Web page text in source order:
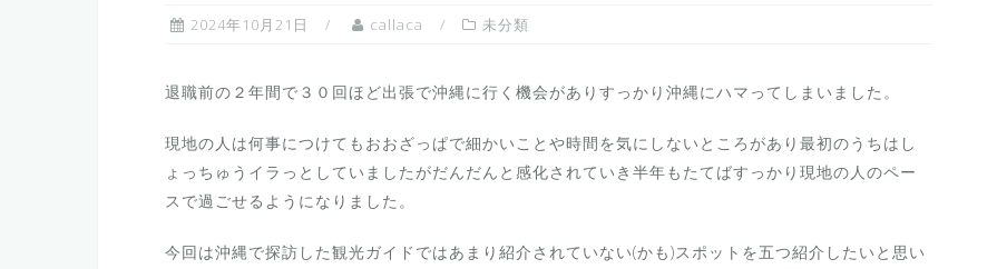
2024年10月21日 callaca 未分類
退職前の２年間で３０回ほど出張で沖縄に行く機会がありすっかり沖縄にハマってしまいました。
現地の人は何事につけてもおおざっぱで細かいことや時間を気にしないところがあり最初のうちはし
ょっちゅうイラっとしていましたがだんだんと感化されていき半年もたてばすっかり現地の人のペー
スで過ごせるようになりました。
今回は沖縄で探訪した観光ガイドではあまり紹介されていない(かも)スポットを五つ紹介したいと思い